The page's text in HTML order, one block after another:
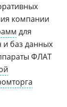
компании
для
баз данных
ФЛАТ